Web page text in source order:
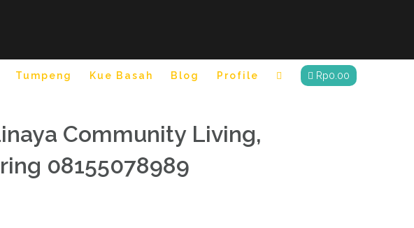
Tumpeng Kue Basah Blog Profile Rp0.00
Community Living,
08155078989